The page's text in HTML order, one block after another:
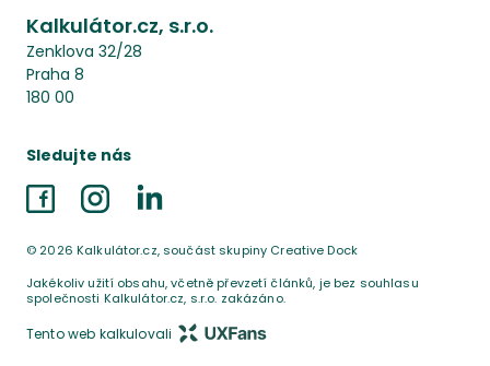
Kalkulátor.cz, s.r.o.
Zenklova 32/28
Praha 8
180 00
Sledujte nás
FacebookInstagramLinkedIn
© 2026 Kalkulátor.cz, součást skupiny Creative Dock
Jakékoliv užití obsahu, včetně převzetí článků, je bez souhlasu
společnosti Kalkulátor.cz, s.r.o. zakázáno.
Tento web kalkulovali